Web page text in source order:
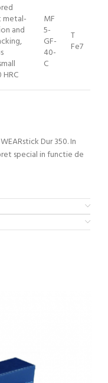
metal-
and
MF
5-
GF-
40-
C
T
Fe7
Dur 350. In
special in functie de